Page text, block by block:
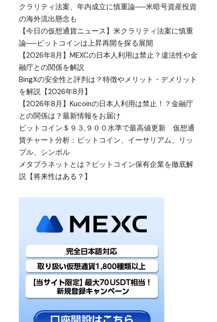
クラリティ法案、年内成立に慎重論──米暗号資産投資
の海外流出懸念も
【今日の仮想通貨ニュース】米クラリティ法案に慎重
論──ビットコインは上昇再開を探る展開
【2026年8月】MEXCの日本人利用は禁止？違法性や金
融庁との関係を解説
BingXの安全性と評判は？特徴やメリット・デメリット
を解説【2026年8月】
【2026年8月】Kucoinの日本人利用は禁止！？金融庁
との関係は？最新情報をお届け
ビットコイン＄９３,９００水準で最高値更新 仮想通
貨チャート分析：ビットコイン、イーサリアム、リッ
プル、シンボル
メタプラネットとは？ビットコイン保有企業を徹底解
説【将来性はある？】